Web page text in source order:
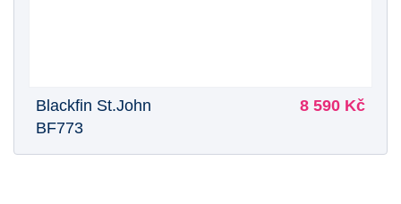
Blackfin St.John
BF773
8 590 Kč